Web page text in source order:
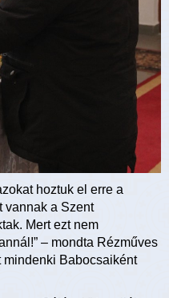
hoztuk el erre a
vannak a Szent
Mert ezt nem
– mondta Rézműves
Babocsaiként